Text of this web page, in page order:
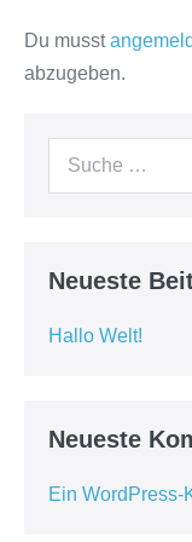
Du musst
abzugeben.
Suche
Neueste
Hallo Welt!
Neueste
Ein WordPress-